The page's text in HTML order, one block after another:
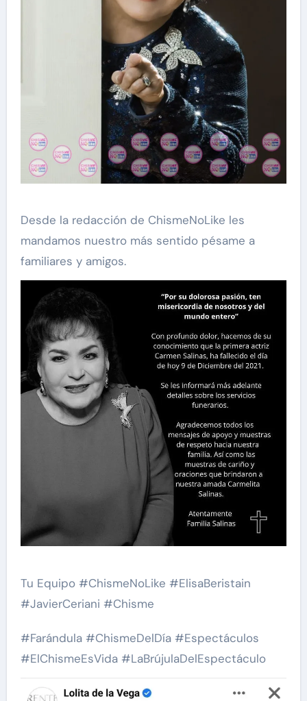
Desde la redacción de ChismeNoLike les
mandamos nuestro más sentido pésame a
familiares y amigos.
Tu Equipo #ChismeNoLike #ElisaBeristain
#JavierCeriani #Chisme
#Farándula #ChismeDelDía #Espectáculos
#ElChismeEsVida #LaBrújulaDelEspectáculo